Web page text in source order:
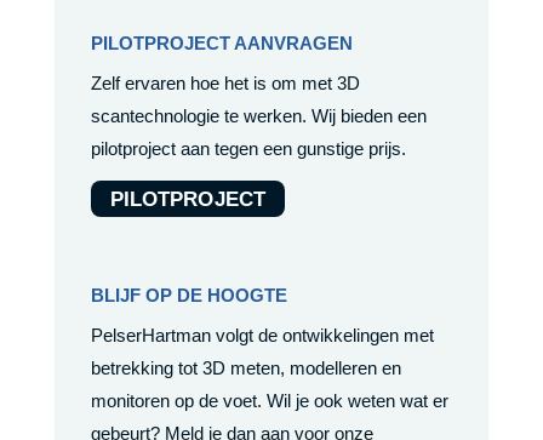
PILOTPROJECT AANVRAGEN
Zelf ervaren hoe het is om met 3D
scantechnologie te werken. Wij bieden een
pilotproject aan tegen een gunstige prijs.
PILOTPROJECT
BLIJF OP DE HOOGTE
PelserHartman volgt de ontwikkelingen met
betrekking tot 3D meten, modelleren en
monitoren op de voet. Wil je ook weten wat er
gebeurt? Meld je dan aan voor onze